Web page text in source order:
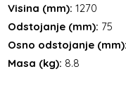
Visina (mm): 1270
Odstojanje (mm): 75
Osno odstojanje (mm):
Masa (kg): 8.8